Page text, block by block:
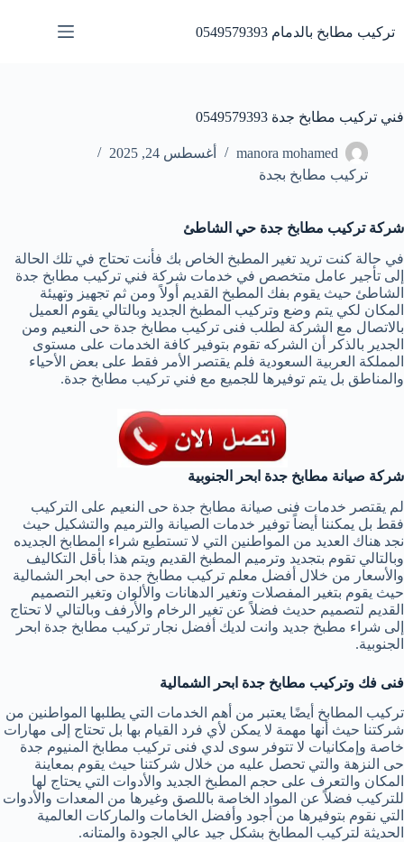
المحتوى
تركيب مطابخ بالدمام 0549579393
فني تركيب مطابخ جدة 0549579393
manora mohamed
أغسطس 24, 2025
تركيب مطابخ بجدة
شركة تركيب مطابخ جدة حي الشاطئ
في حالة كنت تريد تغير المطبخ الخاص بك فأنت تحتاج في تلك الحالة
إلى تأجير عامل متخصص في خدمات شركة فني تركيب مطابخ جدة
الشاطئ حيث يقوم بفك المطبخ القديم أولاً ومن ثم تجهيز وتهيئة
المكان لكي يتم وضع وتركيب المطبخ الجديد وبالتالي يقوم العميل
بالاتصال مع الشركة لطلب فنى تركيب مطابخ جدة حى النعيم ومن
الجدير بالذكر أن الشركه تقوم بتوفير كافة الخدمات على مستوى
المملكة العربية السعودية فلم يقتصر الأمر فقط على بعض الأحياء
والمناطق بل يتم توفيرها للجميع مع فني تركيب مطابخ جدة.
شركة صيانة مطابخ جدة ابحر الجنوبية
لم يقتصر خدمات فنى صيانة مطابخ جدة حى النعيم على التركيب
فقط بل يمكننا أيضاً توفير خدمات الصيانة والترميم والتشكيل حيث
نجد هناك العديد من المواطنين التي لا تستطيع شراء المطابخ الجديده
وبالتالي تقوم بتجديد وترميم المطبخ القديم ويتم هذا بأقل التكاليف
والأسعار من خلال أفضل معلم تركيب مطابخ جدة حى ابحر الشمالية
حيث يقوم بتغير المفصلات وتغير الدهانات والألوان وتغير التصميم
القديم لتصميم حديث فضلاً عن تغير الرخام والأرفف وبالتالي لا تحتاج
إلى شراء مطبخ جديد وانت لديك أفضل نجار تركيب مطابخ جدة ابحر
الجنوبية.
فنى فك وتركيب مطابخ جدة ابحر الشمالية
تركيب المطابخ أيضًا يعتبر من أهم الخدمات التي يطلبها المواطنين من
شركتنا حيث أنها مهمة لا يمكن لأي فرد القيام بها بل تحتاج إلى مهارات
خاصة وإمكانيات لا تتوفر سوى لدي فنى تركيب مطابخ المنيوم جدة
حى النزهة والتي تحصل عليه من خلال شركتنا حيث يقوم بمعاينة
المكان والتعرف على حجم المطبخ الجديد والأدوات التي يحتاج لها
للتركيب فضلاً عن المواد الخاصة باللصق وغيرها من المعدات والأدوات
التي نقوم بتوفيرها من أجود وأفضل الخامات والماركات العالمية
الحديثة لتركيب المطابخ بشكل جيد عالي الجودة والمتانه.